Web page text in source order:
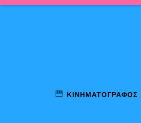
Skip
ΚΙΝΗΜΑΤΟΓΡΆΦΟΣ